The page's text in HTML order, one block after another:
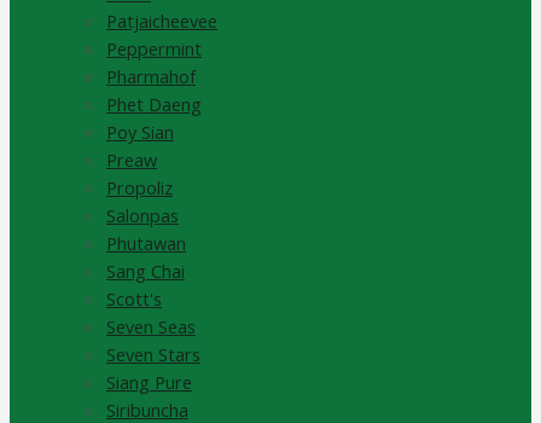
Patjaicheevee
Peppermint
Pharmahof
Phet Daeng
Poy Sian
Preaw
Propoliz
Salonpas
Phutawan
Sang Chai
Scott's
Seven Seas
Seven Stars
Siang Pure
Siribuncha